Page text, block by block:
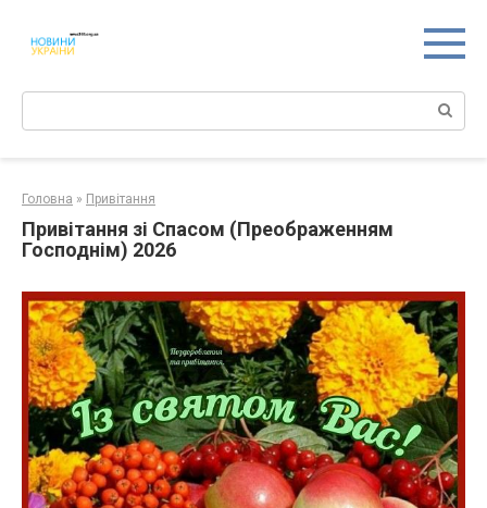
контенту
Поиск:
Головна » Привітання
Привітання зі Спасом (Преображенням
Господнім) 2026